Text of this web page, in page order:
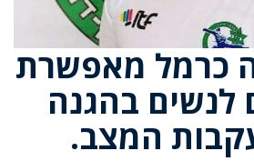
כרמל מאפשרת
לנשים בהגנה
המצב.